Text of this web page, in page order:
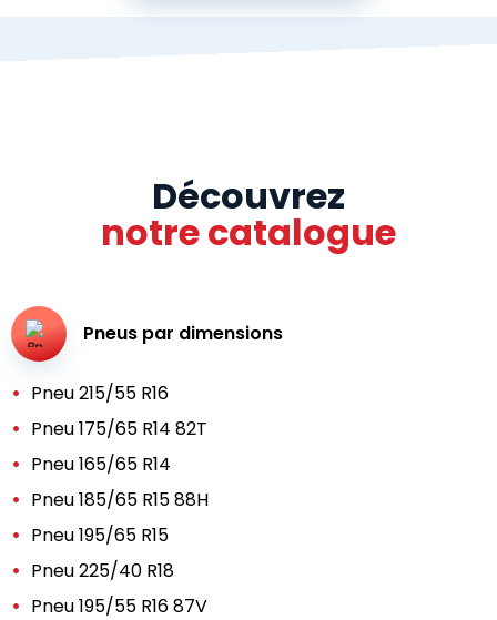
Découvrez
notre catalogue
Pneus par dimensions
Pneu 215/55 R16
Pneu 175/65 R14 82T
Pneu 165/65 R14
Pneu 185/65 R15 88H
Pneu 195/65 R15
Pneu 225/40 R18
Pneu 195/55 R16 87V